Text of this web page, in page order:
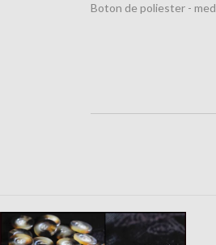
Boton de poliester -